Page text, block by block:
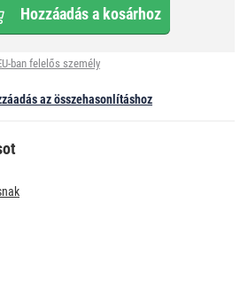
Hozzáadás a kosárhoz
ban felelős személy
az összehasonlításhoz